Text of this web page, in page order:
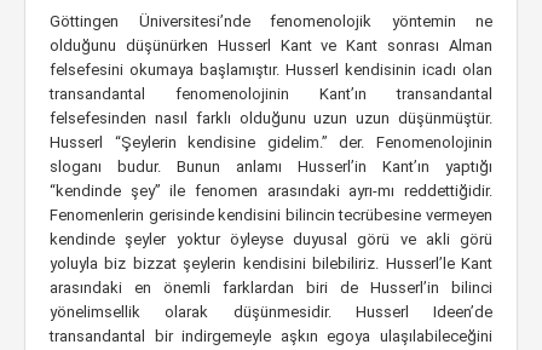
Göttingen Üniversitesi’nde fenomenolojik yöntemin ne
olduğunu düşünürken Husserl Kant ve Kant sonrası Alman
felsefesini okumaya başlamıştır. Husserl kendisinin icadı olan
transandantal fenomenolojinin Kant’ın transandantal
felsefesinden nasıl farklı olduğunu uzun uzun düşünmüştür.
Husserl “Şeylerin kendisine gidelim.” der. Fenomenolojinin
sloganı budur. Bunun anlamı Husserl’in Kant’ın yaptığı
“kendinde şey” ile fenomen arasındaki ayrı-mı reddettiğidir.
Fenomenlerin gerisinde kendisini bilincin tecrübesine vermeyen
kendinde şeyler yoktur öyleyse duyusal görü ve akli görü
yoluyla biz bizzat şeylerin kendisini bilebiliriz. Husserl’le Kant
arasındaki en önemli farklardan biri de Husserl’in bilinci
yönelimsellik olarak düşünmesidir. Husserl Ideen’de
transandantal bir indirgemeyle aşkın egoya ulaşılabileceğini